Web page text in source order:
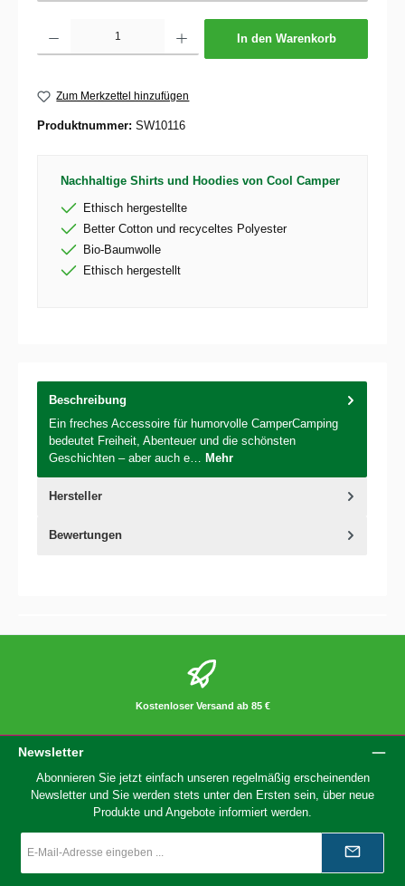
In den Warenkorb
Zum Merkzettel hinzufügen
Produktnummer: SW10116
Nachhaltige Shirts und Hoodies von Cool Camper
Ethisch hergestellte
Better Cotton und recyceltes Polyester
Bio-Baumwolle
Ethisch hergestellt
Beschreibung
Ein freches Accessoire für humorvolle CamperCamping
bedeutet Freiheit, Abenteuer und die schönsten
Geschichten – aber auch e… Mehr
Hersteller
Bewertungen
Kostenloser Versand ab 85 €
Newsletter
Abonnieren Sie jetzt einfach unseren regelmäßig erscheinenden
Newsletter und Sie werden stets unter den Ersten sein, über neue
Produkte und Angebote informiert werden.
Mail-
*